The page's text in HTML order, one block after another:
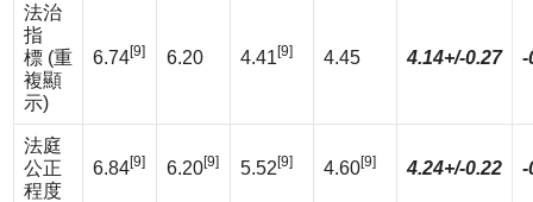
法治
指
標 (重
複顯
示)
6.74[9] 6.20 4.41 [9] 4.45 4.14+/-0.27 -
法庭
公正
程度
6.84[9] 6.20[9] 5.52 [9] 4.60[9] 4.24+/-0.22 -